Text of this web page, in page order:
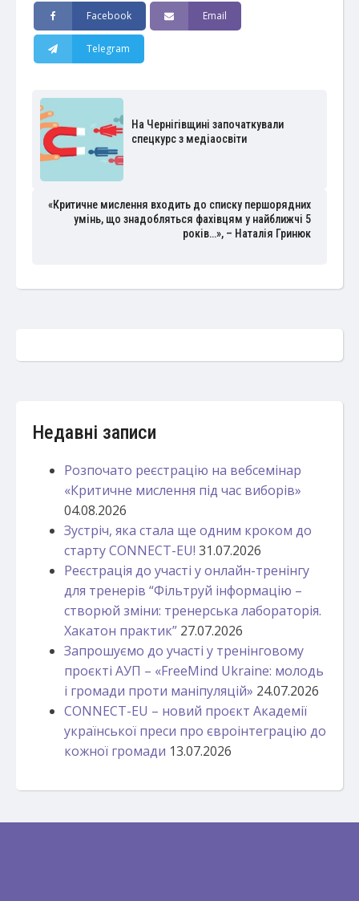
Facebook Email
Telegram
На Чернігівщині започаткували
спецкурс з медіаосвіти
«Критичне мислення входить до списку першорядних
умінь, що знадобляться фахівцям у найближчі 5
років…», – Наталія Гринюк
Недавні записи
Розпочато реєстрацію на вебсемінар
«Критичне мислення під час виборів»
04.08.2026
Зустріч, яка стала ще одним кроком до
старту CONNECT-EU! 31.07.2026
Реєстрація до участі у онлайн-тренінгу
для тренерів “Фільтруй інформацію –
створюй зміни: тренерська лабораторія.
Хакатон практик” 27.07.2026
Запрошуємо до участі у тренінговому
проєкті АУП – «FreeMind Ukraine: молодь
і громади проти маніпуляцій» 24.07.2026
CONNECT-EU – новий проєкт Академії
української преси про євроінтеграцію до
кожної громади 13.07.2026